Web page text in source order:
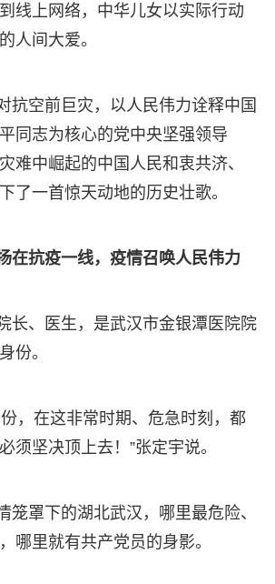
线上网络，中华儿女以实际行动
人间大爱。
抗空前巨灾，以人民伟力诠释中国
同志为核心的党中央坚强领导
难中崛起的中国人民和衷共济、
了一首惊天动地的历史壮歌。
在抗疫一线，疫情召唤人民伟力
长、医生，是武汉市金银潭医院院
份。
，在这非常时期、危急时刻，都
须坚决顶上去！”张定宇说。
笼罩下的湖北武汉，哪里最危险、
哪里就有共产党员的身影。